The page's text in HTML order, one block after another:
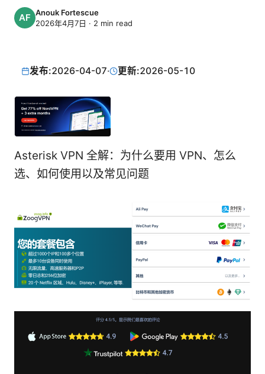
Anouk Fortescue
2026年4月7日 · 2 min read
发布:2026-04-07· 更新:2026-05-10
Asterisk VPN 全解：为什么要用 VPN、怎么
选、如何使用以及常见问题